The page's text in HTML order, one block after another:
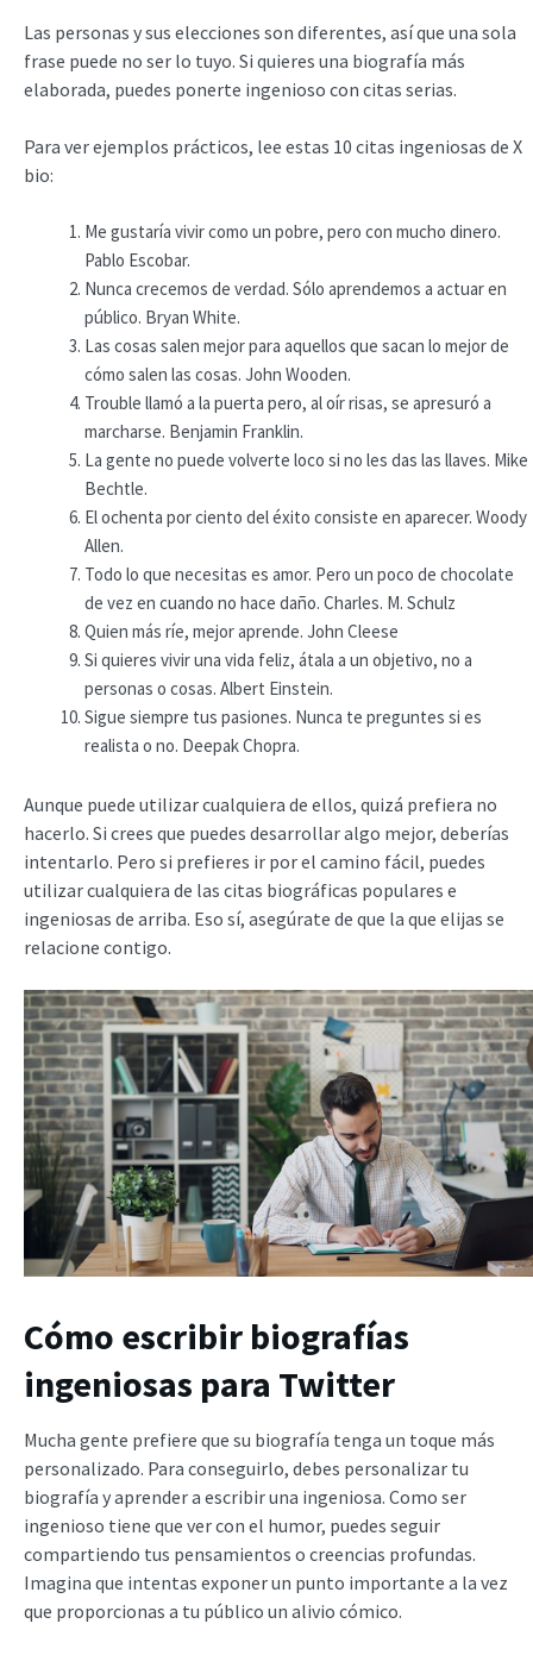
Las personas y sus elecciones son diferentes, así que una sola
frase puede no ser lo tuyo. Si quieres una biografía más
elaborada, puedes ponerte ingenioso con citas serias.
Para ver ejemplos prácticos, lee estas 10 citas ingeniosas de X
bio:
Me gustaría vivir como un pobre, pero con mucho dinero.
Pablo Escobar.
Nunca crecemos de verdad. Sólo aprendemos a actuar en
público. Bryan White.
Las cosas salen mejor para aquellos que sacan lo mejor de
cómo salen las cosas. John Wooden.
Trouble llamó a la puerta pero, al oír risas, se apresuró a
marcharse. Benjamin Franklin.
La gente no puede volverte loco si no les das las llaves. Mike
Bechtle.
El ochenta por ciento del éxito consiste en aparecer. Woody
Allen.
Todo lo que necesitas es amor. Pero un poco de chocolate
de vez en cuando no hace daño. Charles. M. Schulz
Quien más ríe, mejor aprende. John Cleese
Si quieres vivir una vida feliz, átala a un objetivo, no a
personas o cosas. Albert Einstein.
Sigue siempre tus pasiones. Nunca te preguntes si es
realista o no. Deepak Chopra.
Aunque puede utilizar cualquiera de ellos, quizá prefiera no
hacerlo. Si crees que puedes desarrollar algo mejor, deberías
intentarlo. Pero si prefieres ir por el camino fácil, puedes
utilizar cualquiera de las citas biográficas populares e
ingeniosas de arriba. Eso sí, asegúrate de que la que elijas se
relacione contigo.
Cómo escribir biografías
ingeniosas para Twitter
Mucha gente prefiere que su biografía tenga un toque más
personalizado. Para conseguirlo, debes personalizar tu
biografía y aprender a escribir una ingeniosa. Como ser
ingenioso tiene que ver con el humor, puedes seguir
compartiendo tus pensamientos o creencias profundas.
Imagina que intentas exponer un punto importante a la vez
que proporcionas a tu público un alivio cómico.